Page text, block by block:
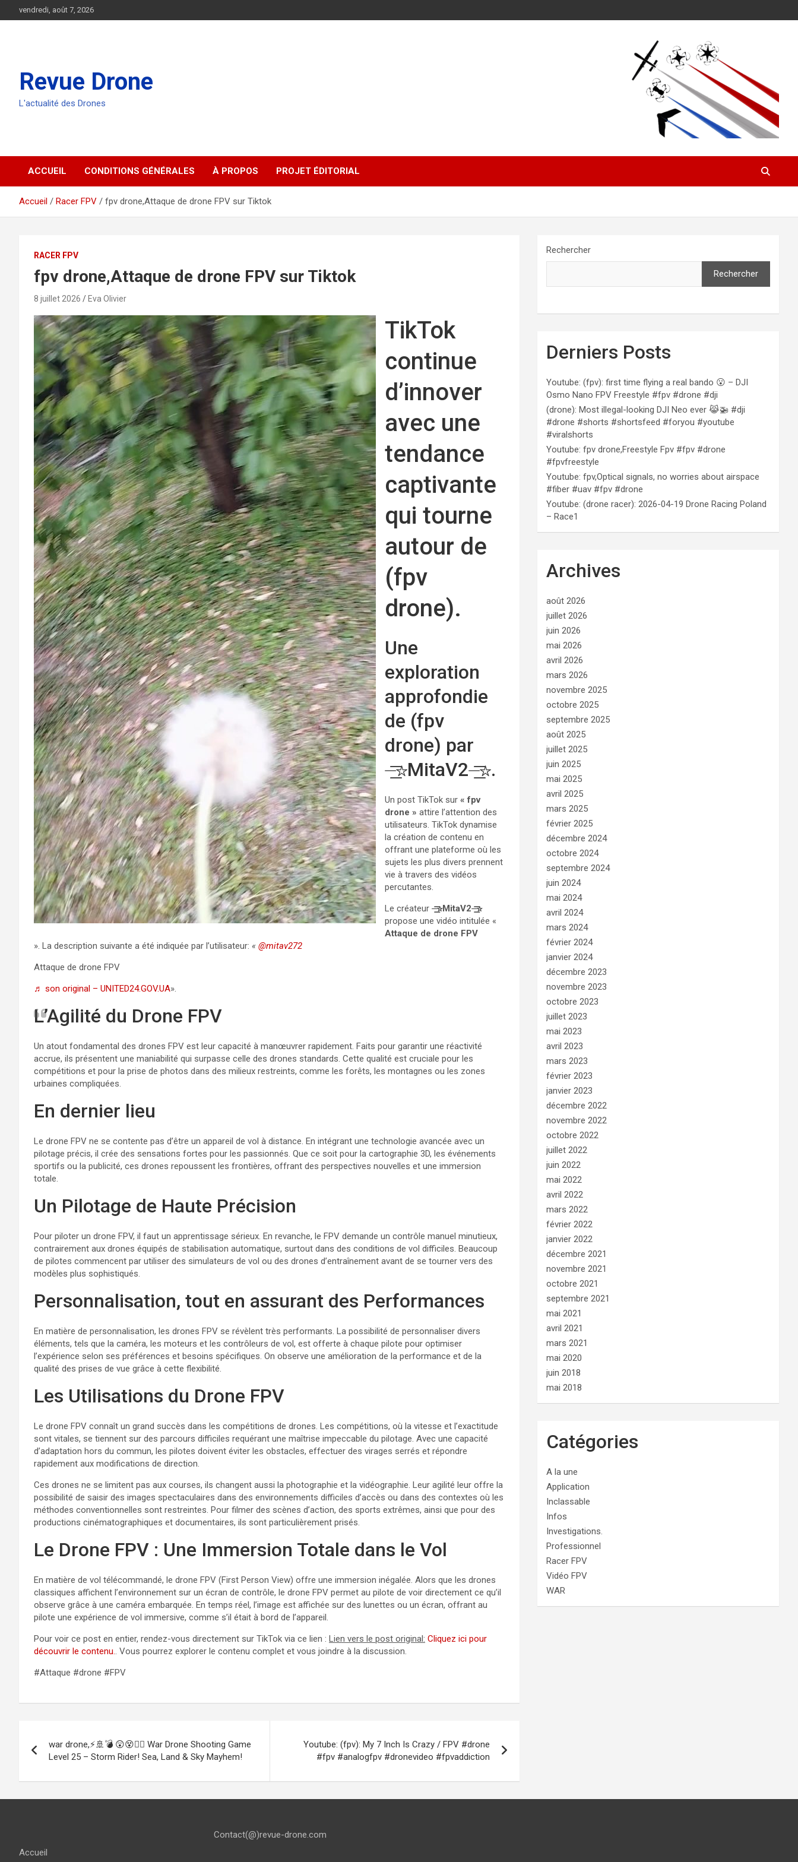
au
vendredi, août 7, 2026
Revue Drone
L'actualité des Drones
ACCUEIL CONDITIONS GÉNÉRALES À PROPOS PROJET ÉDITORIAL
Accueil Racer FPV fpv drone,Attaque de drone FPV sur Tiktok
RACER FPV
fpv drone,Attaque de drone FPV sur Tiktok
8 juillet 2026 Eva Olivier
TikTok
continue
d’innover
avec une
tendance
captivante
qui tourne
autour de
(fpv
drone).
Une
exploration
approfondie
de (fpv
drone) par
⏤͟͟͞͞☆MitaV2︎⏤͟͟͞͞☆.
Un post TikTok sur « fpv
drone » attire l’attention des
utilisateurs. TikTok dynamise
la création de contenu en
offrant une plateforme où les
sujets les plus divers prennent
vie à travers des vidéos
percutantes.
Le créateur ⏤͟͟͞͞☆MitaV2︎⏤͟͟͞͞☆
propose une vidéo intitulée «
Attaque de drone FPV
». La description suivante a été indiquée par l’utilisateur: « @mitav272
Attaque de drone FPV
♬ son original – UNITED24.GOV.UA».
L’Agilité du Drone FPV
Un atout fondamental des drones FPV est leur capacité à manœuvrer rapidement. Faits pour garantir une réactivité
accrue, ils présentent une maniabilité qui surpasse celle des drones standards. Cette qualité est cruciale pour les
compétitions et pour la prise de photos dans des milieux restreints, comme les forêts, les montagnes ou les zones
urbaines compliquées.
En dernier lieu
Le drone FPV ne se contente pas d’être un appareil de vol à distance. En intégrant une technologie avancée avec un
pilotage précis, il crée des sensations fortes pour les passionnés. Que ce soit pour la cartographie 3D, les événements
sportifs ou la publicité, ces drones repoussent les frontières, offrant des perspectives nouvelles et une immersion
totale.
Un Pilotage de Haute Précision
Pour piloter un drone FPV, il faut un apprentissage sérieux. En revanche, le FPV demande un contrôle manuel minutieux,
contrairement aux drones équipés de stabilisation automatique, surtout dans des conditions de vol difficiles. Beaucoup
de pilotes commencent par utiliser des simulateurs de vol ou des drones d’entraînement avant de se tourner vers des
modèles plus sophistiqués.
Personnalisation, tout en assurant des Performances
En matière de personnalisation, les drones FPV se révèlent très performants. La possibilité de personnaliser divers
éléments, tels que la caméra, les moteurs et les contrôleurs de vol, est offerte à chaque pilote pour optimiser
l’expérience selon ses préférences et besoins spécifiques. On observe une amélioration de la performance et de la
qualité des prises de vue grâce à cette flexibilité.
Les Utilisations du Drone FPV
Le drone FPV connaît un grand succès dans les compétitions de drones. Les compétitions, où la vitesse et l’exactitude
sont vitales, se tiennent sur des parcours difficiles requérant une maîtrise impeccable du pilotage. Avec une capacité
d’adaptation hors du commun, les pilotes doivent éviter les obstacles, effectuer des virages serrés et répondre
rapidement aux modifications de direction.
Ces drones ne se limitent pas aux courses, ils changent aussi la photographie et la vidéographie. Leur agilité leur offre la
possibilité de saisir des images spectaculaires dans des environnements difficiles d’accès ou dans des contextes où les
méthodes conventionnelles sont restreintes. Pour filmer des scènes d’action, des sports extrêmes, ainsi que pour des
productions cinématographiques et documentaires, ils sont particulièrement prisés.
Le Drone FPV : Une Immersion Totale dans le Vol
En matière de vol télécommandé, le drone FPV (First Person View) offre une immersion inégalée. Alors que les drones
classiques affichent l’environnement sur un écran de contrôle, le drone FPV permet au pilote de voir directement ce qu’il
observe grâce à une caméra embarquée. En temps réel, l’image est affichée sur des lunettes ou un écran, offrant au
pilote une expérience de vol immersive, comme s’il était à bord de l’appareil.
Pour voir ce post en entier, rendez-vous directement sur TikTok via ce lien : Lien vers le post original: Cliquez ici pour
découvrir le contenu.. Vous pourrez explorer le contenu complet et vous joindre à la discussion.
#Attaque #drone #FPV
de
l’article
war drone,⚡🚢💣 😲😵😵‍💫 War Drone Shooting Game
Level 25 – Storm Rider! Sea, Land & Sky Mayhem!
Youtube: (fpv): My 7 Inch Is Crazy / FPV #drone
#fpv #analogfpv #dronevideo #fpvaddiction
Rechercher
Rechercher
Derniers Posts
Youtube: (fpv): first time flying a real bando 😮 – DJI
Osmo Nano FPV Freestyle #fpv #drone #dji
(drone): Most illegal-looking DJI Neo ever 😹🚁 #dji
#drone #shorts #shortsfeed #foryou #youtube
#viralshorts
Youtube: fpv drone,Freestyle Fpv #fpv #drone
#fpvfreestyle
Youtube: fpv,Optical signals, no worries about airspace
#fiber #uav #fpv #drone
Youtube: (drone racer): 2026-04-19 Drone Racing Poland
– Race1
Archives
août 2026
juillet 2026
juin 2026
mai 2026
avril 2026
mars 2026
novembre 2025
octobre 2025
septembre 2025
août 2025
juillet 2025
juin 2025
mai 2025
avril 2025
mars 2025
février 2025
décembre 2024
octobre 2024
septembre 2024
juin 2024
mai 2024
avril 2024
mars 2024
février 2024
janvier 2024
décembre 2023
novembre 2023
octobre 2023
juillet 2023
mai 2023
avril 2023
mars 2023
février 2023
janvier 2023
décembre 2022
novembre 2022
octobre 2022
juillet 2022
juin 2022
mai 2022
avril 2022
mars 2022
février 2022
janvier 2022
décembre 2021
novembre 2021
octobre 2021
septembre 2021
mai 2021
avril 2021
mars 2021
mai 2020
juin 2018
mai 2018
Catégories
A la une
Application
Inclassable
Infos
Investigations.
Professionnel
Racer FPV
Vidéo FPV
WAR
Accueil
Contact(@)revue-drone.com